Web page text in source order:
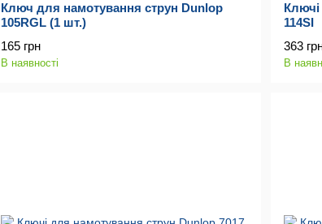
Ключ для намотування струн Dunlop
105RGL (1 шт.)
165 грн
В наявності
114SI
363
В